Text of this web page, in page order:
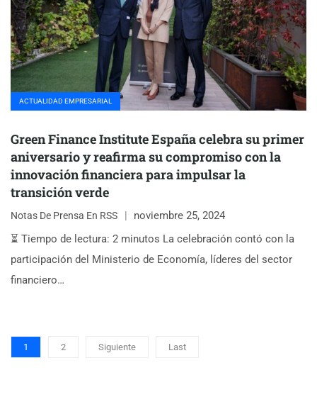
ACTUALIDAD EMPRESARIAL
Green Finance Institute España celebra su primer
aniversario y reafirma su compromiso con la
innovación financiera para impulsar la
transición verde
Notas De Prensa En RSS
noviembre 25, 2024
⏳ Tiempo de lectura: 2 minutos La celebración contó con la
participación del Ministerio de Economía, líderes del sector
financiero…
1 2 Siguiente Last